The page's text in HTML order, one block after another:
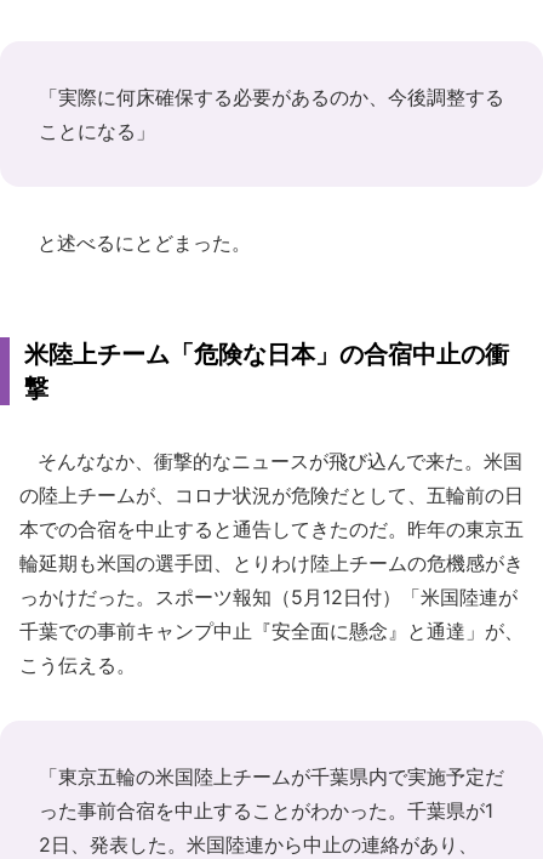
「実際に何床確保する必要があるのか、今後調整する
ことになる」
と述べるにとどまった。
米陸上チーム「危険な日本」の合宿中止の衝
撃
そんななか、衝撃的なニュースが飛び込んで来た。米国
の陸上チームが、コロナ状況が危険だとして、五輪前の日
本での合宿を中止すると通告してきたのだ。昨年の東京五
輪延期も米国の選手団、とりわけ陸上チームの危機感がき
っかけだった。スポーツ報知（5月12日付）「米国陸連が
千葉での事前キャンプ中止『安全面に懸念』と通達」が、
こう伝える。
「東京五輪の米国陸上チームが千葉県内で実施予定だ
った事前合宿を中止することがわかった。千葉県が1
2日、発表した。米国陸連から中止の連絡があり、